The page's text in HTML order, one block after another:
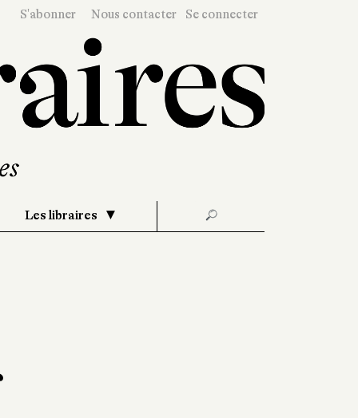
S'abonner Nous contacter Se connecter
Les libraires 🔎